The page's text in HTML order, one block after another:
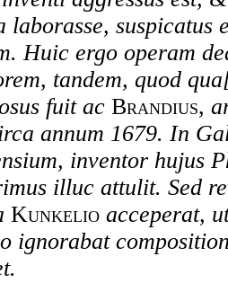
suspicatus
Huic ergo operam
tandem, quod
fuit ac Brandius,
annum 1679. In
inventor hujus
illuc attulit. Sed
Kunkelio acceperat,
ignorabat